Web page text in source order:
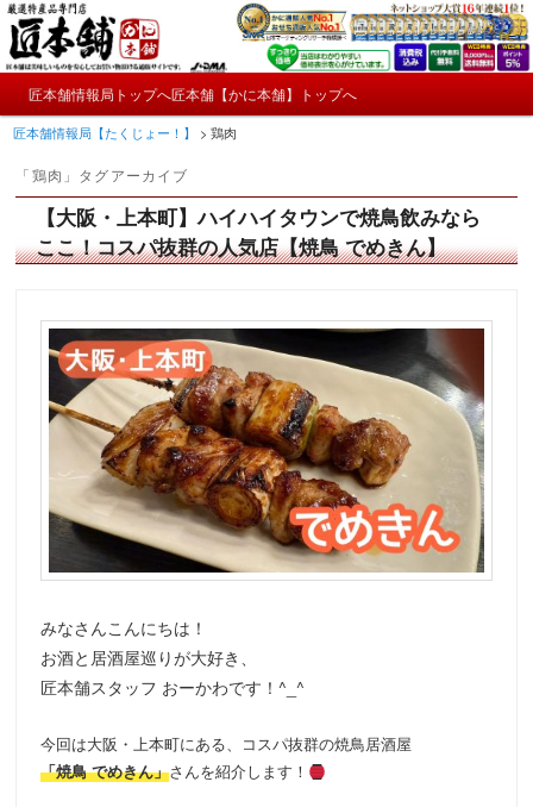
メ
イ
ン
ン
テ
サ
ブ
コ
テ
ン
匠本舗情報局【たくじょー！】
かにやおせちについてのおもしろ情報や興味深い記事をお届けします。
ン
メ
イ
ン
コ
テ
ツ
移
サ
ブ
コ
ン
ン
へ
動
匠本舗情報局トップへ匠本舗【かに本舗】トップへ
匠本舗情報局【たくじょー！】 >鶏肉
「鶏肉 」タグアーカイブ
【大阪・上本町】ハイハイタウンで焼鳥飲みなら
ここ！コスパ抜群の人気店【焼鳥 でめきん】
みなさんこんにちは！
お酒と居酒屋巡りが大好き、
匠本舗スタッフ おーかわです！^_^
今回は大阪・上本町にある、コスパ抜群の焼鳥居酒屋
「焼鳥 でめきん」さんを紹介します！